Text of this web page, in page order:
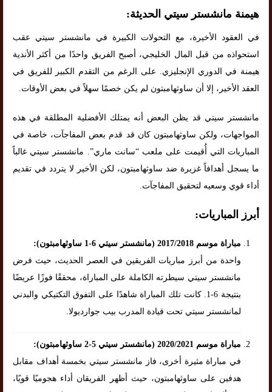
هيمنة مانشستر سيتي الحديثة:
في العقود الأخيرة، مع التحولات الكبيرة في مانشستر سيتي عقب
استحواذه من قبل المال الخليجي، أصبح الفريق واحدًا من أكثر الأندية
هيمنة في الدوري الإنجليزي. على الرغم من التقدم الكبير للفريق في
العقد الأخير، إلا أن ساوثهامبتون لم يكن خصمًا سهلاً في بعض الأوقات.
مانشستر سيتي قد يظن البعض أنه يمتلك الأفضلية المطلقة في هذه
المواجهات، ولكن ساوثهامبتون كان قد قدم بعض المفاجآت، خاصة في
المباريات التي أُقيمت على ملعب “سانت ماري”. مانشستر سيتي غالباً
ما يسجل أهدافاً غزيرة ضد ساوثهامبتون، لكن الأخير لا يتردد في تقديم
أداء قوي وسعيه لتحقيق المفاجآت.
أبرز المباريات:
مباراة موسم 2017/2018 (مانشستر سيتي 6-1 ساوثهامبتون):
واحدة من أبرز مباريات الفريقين في العصر الحديث، حيث فرض
مانشستر سيتي سيطرته الكاملة على المباراة، محققًا فوزًا عريضًا
بنتيجة 6-1. كانت تلك المباراة شاهدًا على التفوق التكتيكي والبدني
لمانشستر سيتي تحت قيادة المدرب بيب جوارديولا.
مباراة موسم 2020/2021 (مانشستر سيتي 5-2 ساوثهامبتون):
في مباراة مثيرة أخرى، فاز مانشستر سيتي بخمسة أهداف مقابل
هدفين على ساوثهامبتون، حيث أظهر الفريقان أداء هجوميًا قويًا،